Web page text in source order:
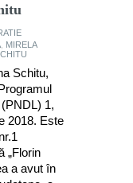
MIRELA
Schitu,
1,
2018. Este
„Florin
a avut în